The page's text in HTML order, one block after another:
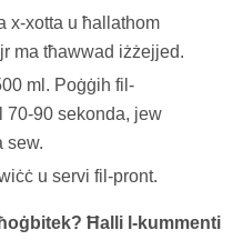
x-xotta u ħallathom
ma tħawwad iżżejjed.
ml. Poġġih fil-
70-90 sekonda, jew
sew.
u servi fil-pront.
Ħalli l-kummenti